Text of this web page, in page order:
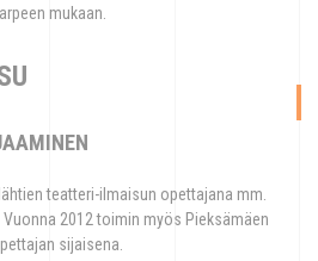
mukaan.
teatteri-ilmaisun opettajana mm.
2012 toimin myös Pieksämäen
sijaisena.